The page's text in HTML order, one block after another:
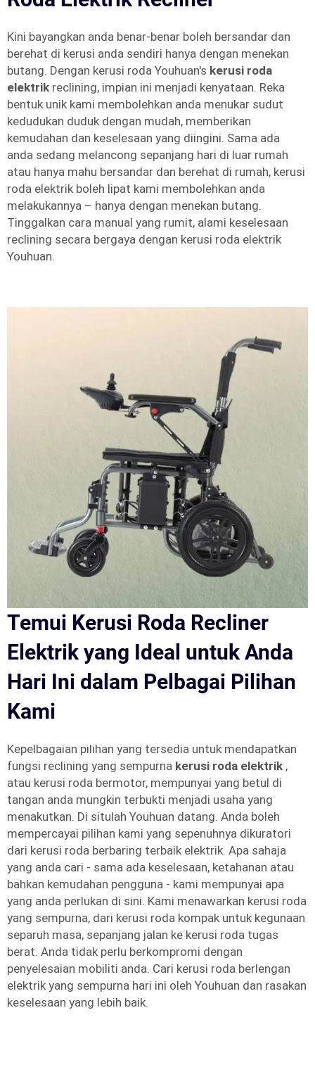
Kini bayangkan anda benar-benar boleh bersandar dan
berehat di kerusi anda sendiri hanya dengan menekan
butang. Dengan kerusi roda Youhuan's kerusi roda
elektrik reclining, impian ini menjadi kenyataan. Reka
bentuk unik kami membolehkan anda menukar sudut
kedudukan duduk dengan mudah, memberikan
kemudahan dan keselesaan yang diingini. Sama ada
anda sedang melancong sepanjang hari di luar rumah
atau hanya mahu bersandar dan berehat di rumah, kerusi
roda elektrik boleh lipat kami membolehkan anda
melakukannya – hanya dengan menekan butang.
Tinggalkan cara manual yang rumit, alami keselesaan
reclining secara bergaya dengan kerusi roda elektrik
Youhuan.
Temui Kerusi Roda Recliner
Elektrik yang Ideal untuk Anda
Hari Ini dalam Pelbagai Pilihan
Kami
Kepelbagaian pilihan yang tersedia untuk mendapatkan
fungsi reclining yang sempurna kerusi roda elektrik ,
atau kerusi roda bermotor, mempunyai yang betul di
tangan anda mungkin terbukti menjadi usaha yang
menakutkan. Di situlah Youhuan datang. Anda boleh
mempercayai pilihan kami yang sepenuhnya dikuratori
dari kerusi roda berbaring terbaik elektrik. Apa sahaja
yang anda cari - sama ada keselesaan, ketahanan atau
bahkan kemudahan pengguna - kami mempunyai apa
yang anda perlukan di sini. Kami menawarkan kerusi roda
yang sempurna, dari kerusi roda kompak untuk kegunaan
separuh masa, sepanjang jalan ke kerusi roda tugas
berat. Anda tidak perlu berkompromi dengan
penyelesaian mobiliti anda. Cari kerusi roda berlengan
elektrik yang sempurna hari ini oleh Youhuan dan rasakan
keselesaan yang lebih baik.